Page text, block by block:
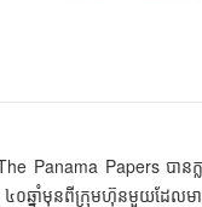
Panama Papers ​​​​​​បាន​ក្ល
៤០​ឆ្នាំ​មុន​​ពី​ក្រុមហ៊ុន​​មួយ​ដែល​